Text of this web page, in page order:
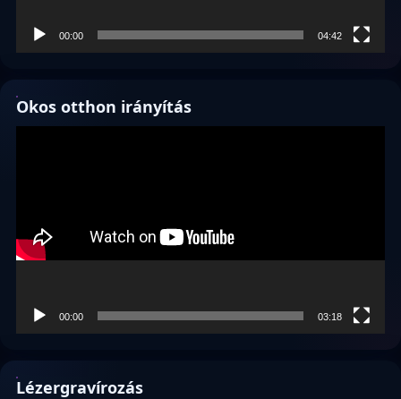
00:00 04:42
Okos otthon irányítás
00:00 03:18
Lézergravírozás